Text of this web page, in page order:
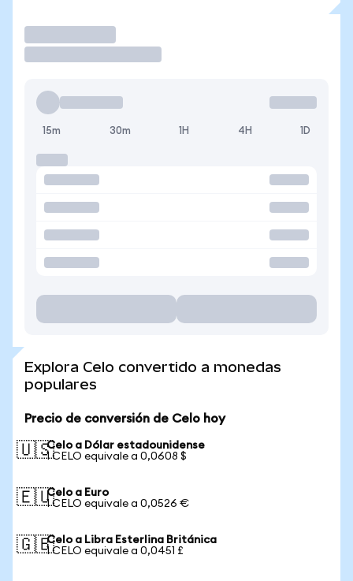
15m 30m 1H 4H 1D
Explora Celo convertido a monedas
populares
Precio de conversión de Celo hoy
🇺🇸Celo a Dólar estadounidense
1 CELO equivale a 0,0608 $
🇪🇺Celo a Euro
1 CELO equivale a 0,0526 €
🇬🇧Celo a Libra Esterlina Británica
1 CELO equivale a 0,0451 £